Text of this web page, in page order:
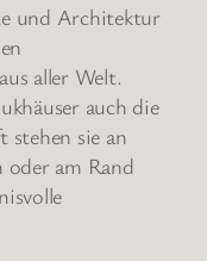
und Architektur
aller Welt.
auch die
stehen sie an
am Rand